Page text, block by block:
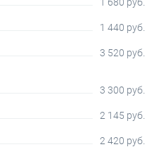
1 440 руб.
3 520 руб.
3 300 руб.
2 145 руб.
2 420 руб.